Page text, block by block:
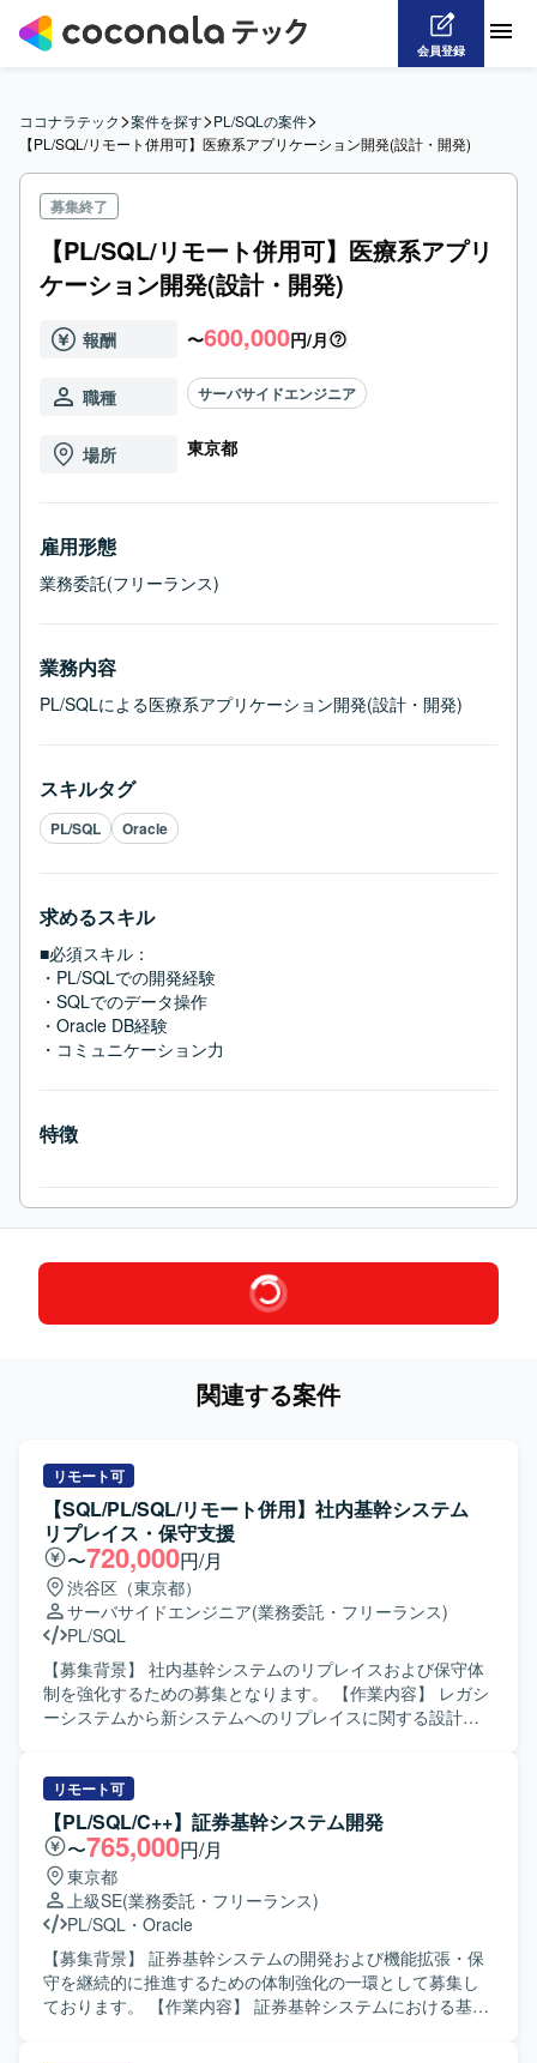
会員登録
ココナラテック>案件を探す>PL/SQLの案件>
【PL/SQL/リモート併用可】医療系アプリケーション開発(設計・開発)
募集終了
【PL/SQL/リモート併用可】医療系アプリ
ケーション開発(設計・開発)
報酬 〜600,000円/月
職種 サーバサイドエンジニア
場所 東京都
雇用形態
業務委託(フリーランス)
業務内容
PL/SQLによる医療系アプリケーション開発(設計・開発)
スキルタグ
PL/SQL Oracle
求めるスキル
■必須スキル：
・PL/SQLでの開発経験
・SQLでのデータ操作
・Oracle DB経験
・コミュニケーション力
特徴
関連する案件
リモート可
【SQL/PL/SQL/リモート併用】社内基幹システム
リプレイス・保守支援
〜720,000円/月
渋谷区（東京都）
サーバサイドエンジニア(業務委託・フリーランス)
PL/SQL
【募集背景】 社内基幹システムのリプレイスおよび保守体
制を強化するための募集となります。 【作業内容】 レガシ
ーシステムから新システムへのリプレイスに関する設計・
よび原因究明、改善対応なども実施いただきます。業務担
当者との調整を行いながら、仕様整理や影響範囲の確認、
テスト計画およびテスト実施、リリース後のフォローまで
一連の作業をお願いいたします。 【求める人物像】 関係者
と円滑にコミュニケーションを取りながら主体的に動いて
いただける方を求めております。既存システムの仕様を自
らキャッチアップし、課題に対して粘り強く対応できる方
が望ましいです。 【ポジションの魅力】 基幹システムのリ
プレイスおよび保守を通じて、上流から下流まで一貫した
業務に携わることができます。長期的な保守・改善を通じ
リモート可
【PL/SQL/C++】証券基幹システム開発
〜765,000円/月
東京都
上級SE(業務委託・フリーランス)
PL/SQL ・ Oracle
【募集背景】 証券基幹システムの開発および機能拡張・保
守を継続的に推進するための体制強化の一環として募集し
ております。 【作業内容】 証券基幹システムにおける基本